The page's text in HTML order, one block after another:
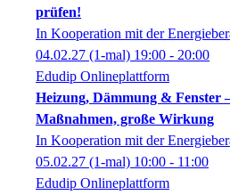
prüfen!
In Kooperation mit der
04.02.27 (1-mal) 19:00 - 20:00
Edudip Onlineplattform
Heizung, Dämmung & Fenster
Maßnahmen, große Wirkung
In Kooperation mit der
05.02.27 (1-mal) 10:00 - 11:00
Edudip Onlineplattform